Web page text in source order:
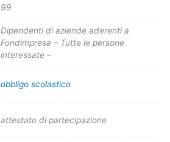
99
Dipendenti di aziende aderenti a
Fondimpresa – Tutte le persone
interessate –
obbligo scolastico
attestato di partecipazione